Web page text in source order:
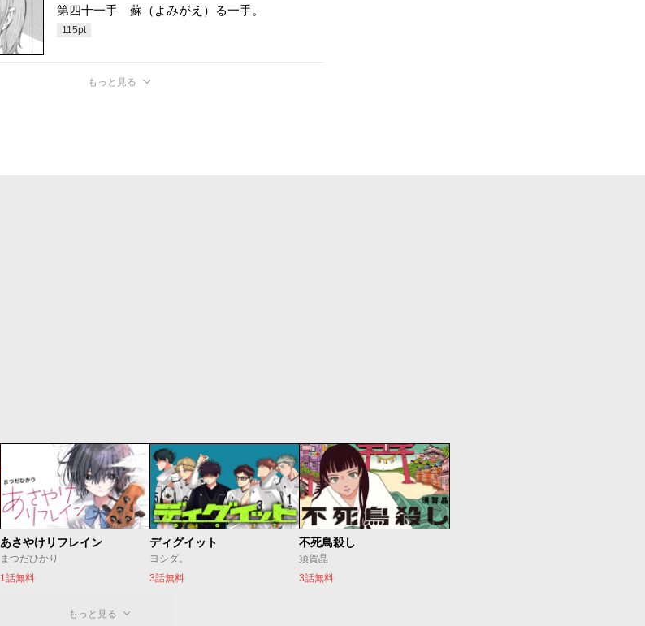
第四十一手 蘇（よみがえ）る一手。
115pt
もっと見る
あさやけリフレイン
まつだひかり
1話無料
ディグイット
ヨシダ。
3話無料
不死鳥殺し
須賀晶
3話無料
もっと見る